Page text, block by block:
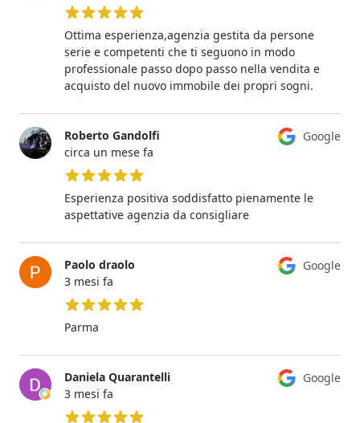
5 su 5 stelle
Ottima esperienza,agenzia gestita da persone
serie e competenti che ti seguono in modo
professionale passo dopo passo nella vendita e
acquisto del nuovo immobile dei propri sogni.
Google
Roberto Gandolfi
circa un mese fa
5 su 5 stelle
Esperienza positiva soddisfatto pienamente le
aspettative agenzia da consigliare
Google
Paolo draolo
3 mesi fa
Parma
Google
Daniela Quarantelli
3 mesi fa